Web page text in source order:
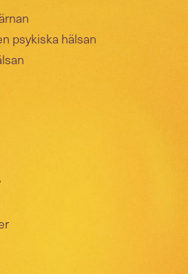
psykiska hälsan